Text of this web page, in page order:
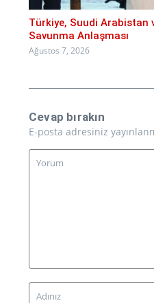
Türkiye, Suudi Arabistan
Savunma Anlaşması
Ağustos 7, 2026
Cevap bırakın
E-posta adresiniz